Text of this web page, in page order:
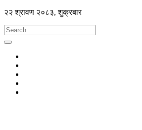
२२ श्रावण २०८३, शुक्रबार